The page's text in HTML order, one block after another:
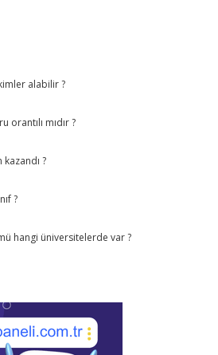
alabilir ?
orantılı mıdır ?
?
?
hangi üniversitelerde var ?